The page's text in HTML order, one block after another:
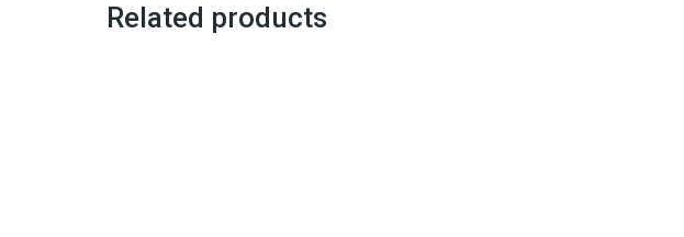
Related products